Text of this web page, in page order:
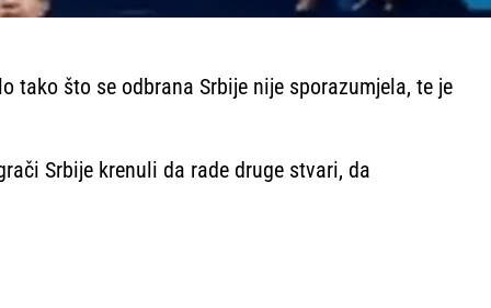
što se odbrana Srbije nije sporazumjela, te je
Srbije krenuli da rade druge stvari, da